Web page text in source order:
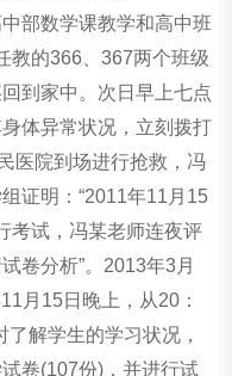
部数学课教学和高中班
教的366、367两个班级
到家中。次日早上七点
体异常状况，立刻拨打
医院到场进行抢救，冯
证明：“2011年11月15
考试，冯某老师连夜评
卷分析”。2013年3月
月15日晚上，从20：
解学生的学习状况，
卷(107份)，并进行试